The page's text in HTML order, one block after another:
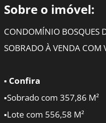
Sobre o imóvel:
CONDOMÍNIO BOSQUES
SOBRADO À VENDA COM
▪ Confira
▪Sobrado com 357,86 M²
▪Lote com 556,58 M²